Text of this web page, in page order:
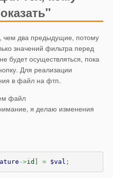
чем два предыдущие, потому
значений фильтра перед
будет осуществляться, пока
Для реализации
в файл на фтп.
файл
я делаю изменения
->id = $val ;